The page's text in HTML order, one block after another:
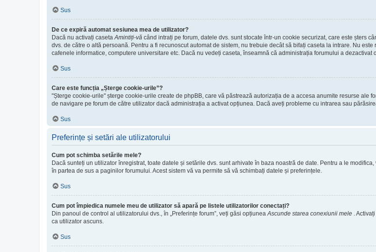
Sus
De ce expiră automat sesiunea mea de utilizator?
Dacă nu activați caseta Amintiți-vă când intrați pe forum, datele dvs. sunt stocate într-un cookie securizat, care este șters
dvs. de către o altă persoană. Pentru a fi recunoscut automat de sistem, nu trebuie decât să bifați caseta la intrare. Nu
cafenele informatice, computere universitare etc. Dacă nu vedeți caseta, înseamnă că administrația forumului a dezactivat
Sus
Care este funcția „Șterge cookie-urile”?
"Șterge cookie-urile" șterge cookie-urile create de phpBB, care vă păstrează autorizația de a accesa anumite resurse ale
de navigare pe forum de către utilizator dacă administrația a activat opțiunea. Dacă aveți probleme cu intrarea sau
Sus
Preferințe și setări ale utilizatorului
Cum pot schimba setările mele?
Dacă sunteți un utilizator înregistrat, toate datele și setările dvs. sunt arhivate în baza noastră de date. Pentru a le
în partea de sus a paginilor forumului. Acest sistem vă va permite să vă schimbați datele și preferințele.
Sus
Cum pot împiedica numele meu de utilizator să apară pe listele utilizatorilor conectați?
Din panoul de control al utilizatorului dvs., în „Preferințe forum”, veți găsi opțiunea Ascunde starea conexiunii mele .
ca utilizator ascuns.
Sus